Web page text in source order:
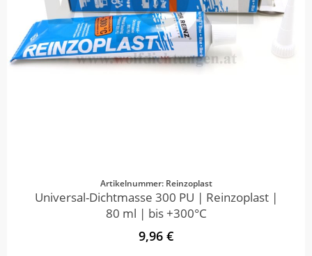
Artikelnummer: Reinzoplast
Universal-Dichtmasse 300 PU | Reinzoplast |
80 ml | bis +300°C
9,96 €